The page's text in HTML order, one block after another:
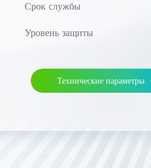
Срок службы
Уровень защиты
Технические параметры